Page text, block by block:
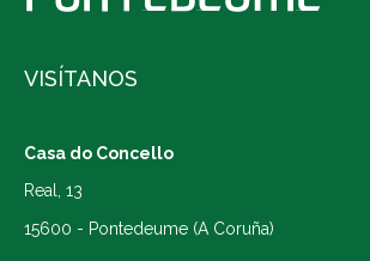
VISÍTANOS
Casa do Concello
Real, 13
15600 - Pontedeume (A Coruña)